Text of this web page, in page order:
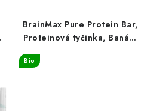
BrainMax Pure Protein Bar,
Proteinová tyčinka, Banán,
Bio